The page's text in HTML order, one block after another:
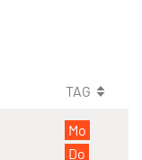
TAG
Mo
Do